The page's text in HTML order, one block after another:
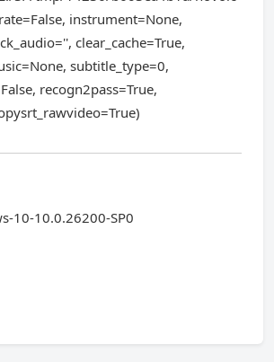
instrument=None,
clear_cache=True,
subtitle_type=0,
recogn2pass=True,
10-10.0.26200-SP0